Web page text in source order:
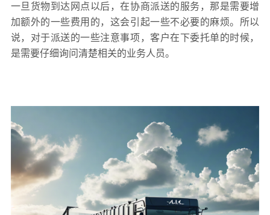
一旦货物到达网点以后，在协商派送的服务，那是需要增
加额外的一些费用的，这会引起一些不必要的麻烦。所以
说，对于派送的一些注意事项，客户在下委托单的时候，
是需要仔细询问清楚相关的业务人员。